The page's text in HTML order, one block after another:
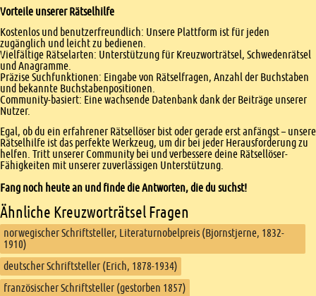
Vorteile unserer Rätselhilfe
Kostenlos und benutzerfreundlich: Unsere Plattform ist für jeden
zugänglich und leicht zu bedienen.
Vielfältige Rätselarten: Unterstützung für Kreuzworträtsel, Schwedenrätsel
und Anagramme.
Präzise Suchfunktionen: Eingabe von Rätselfragen, Anzahl der Buchstaben
und bekannte Buchstabenpositionen.
Community-basiert: Eine wachsende Datenbank dank der Beiträge unserer
Nutzer.
Egal, ob du ein erfahrener Rätsellöser bist oder gerade erst anfängst – unsere
Rätselhilfe ist das perfekte Werkzeug, um dir bei jeder Herausforderung zu
helfen. Tritt unserer Community bei und verbessere deine Rätsellöser-
Fähigkeiten mit unserer zuverlässigen Unterstützung.
Fang noch heute an und finde die Antworten, die du suchst!
Ähnliche Kreuzworträtsel Fragen
norwegischer Schriftsteller, Literaturnobelpreis (Bjornstjerne, 1832-
1910)
deutscher Schriftsteller (Erich, 1878-1934)
französischer Schriftsteller (gestorben 1857)